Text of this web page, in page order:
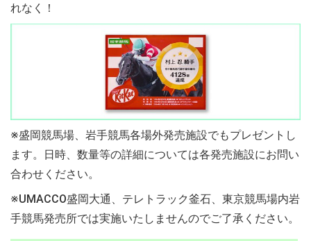
れなく！
※盛岡競馬場、岩手競馬各場外発売施設でもプレゼントし
ます。日時、数量等の詳細については各発売施設にお問い
合わせください。
※UMACCO盛岡大通、テレトラック釜石、東京競馬場内岩
手競馬発売所では実施いたしませんのでご了承ください。